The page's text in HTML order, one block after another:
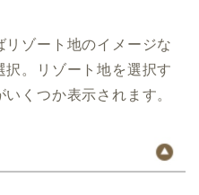
ゾート地のイメージな
。リゾート地を選択す
くつか表示されます。